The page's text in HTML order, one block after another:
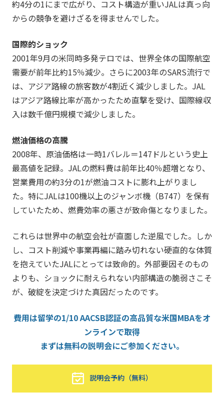
約4分の1にまで広がり、コスト構造が重いJALは真っ向
からの競争を避けざるを得ませんでした。
国際的ショック
2001年9月の米同時多発テロでは、世界全体の国際航空
需要が前年比約15％減少。さらに2003年のSARS流行で
は、アジア路線の旅客数が4割近く減少しました。JAL
はアジア路線比率が高かったため直撃を受け、国際線収
入は数千億円規模で減少しました。
燃油価格の高騰
2008年、原油価格は一時1バレル＝147ドルという史上
最高値を記録。JALの燃料費は前年比40％超増となり、
営業費用の約3分の1が燃油コストに膨れ上がりまし
た。特にJALは100機以上のジャンボ機（B747）を保有
していたため、燃費効率の悪さが致命傷となりました。
これらは世界中の航空会社が直面した逆風でした。しか
し、コスト削減や事業再編に踏み切れない硬直的な体質
を抱えていたJALにとっては致命的。外部要因そのもの
よりも、ショックに耐えられない内部構造の脆弱さこそ
が、破綻を決定づけた真因だったのです。
費用は留学の1/10 AACSB認証の高品質な米国MBAをオ
ンラインで取得
まずは無料の説明会にご参加ください。
説明会予約（無料）